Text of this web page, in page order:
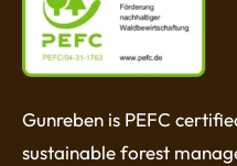
Gunreben is PEFC
sustainable forest